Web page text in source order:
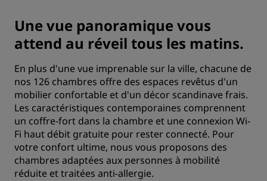
Une vue panoramique vous
attend au réveil tous les matins.
En plus d'une vue imprenable sur la ville, chacune de
nos 126 chambres offre des espaces revêtus d'un
mobilier confortable et d'un décor scandinave frais.
Les caractéristiques contemporaines comprennent
un coffre-fort dans la chambre et une connexion Wi-
Fi haut débit gratuite pour rester connecté. Pour
votre confort ultime, nous vous proposons des
chambres adaptées aux personnes à mobilité
réduite et traitées anti-allergie.